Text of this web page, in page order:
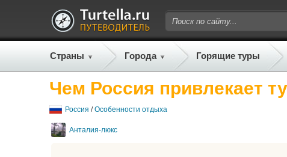
Страны Города Горящие туры
Чем Россия привлекает
Россия /Особенности отдыха
Анталия-люкс